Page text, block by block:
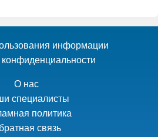
информации
конфиденциальности
О нас
специалисты
политика
связь